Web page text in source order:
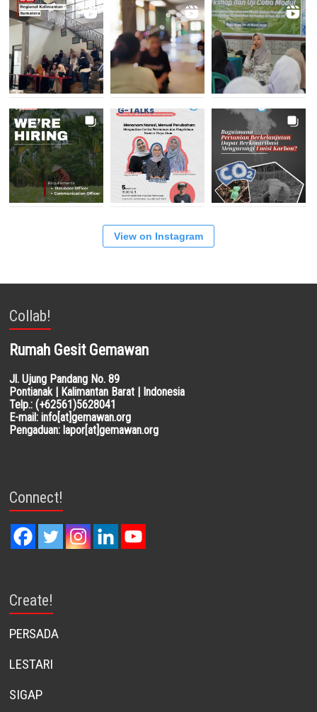
View on Instagram
Collab!
Rumah Gesit Gemawan
Jl. Ujung Pandang No. 89
Pontianak | Kalimantan Barat | Indonesia
Telp.: (+62561)5628041
E-mail: info[at]gemawan.org
Pengaduan: lapor[at]gemawan.org
Connect!
Create!
PERSADA
LESTARI
SIGAP